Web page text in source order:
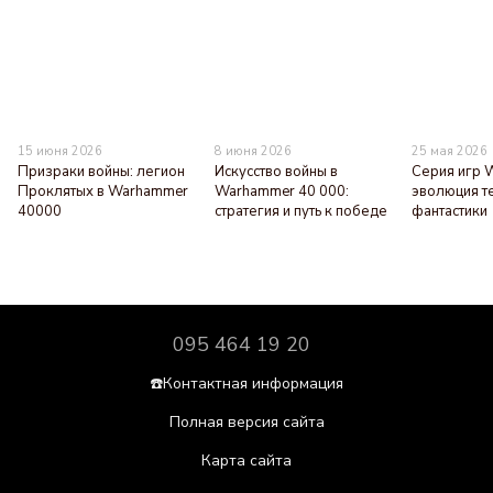
15 июня 2026
Призраки войны: легион
Проклятых в Warhammer
40000
8 июня 2026
Искусство войны в
Warhammer 40 000:
стратегия и путь к победе
25 мая 2026
Серия игр
эволюция
фантастики
095 464 19 20
☎️Контактная информация
Полная версия сайта
Карта сайта